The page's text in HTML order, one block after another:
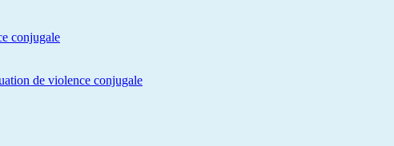
conjugale
de violence conjugale